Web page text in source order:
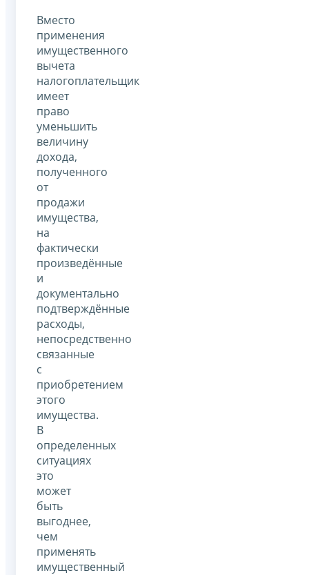
Вместо
применения
имущественного
вычета
налогоплательщик
имеет
право
уменьшить
величину
дохода,
полученного
от
продажи
имущества,
на
фактически
произведённые
и
документально
подтверждённые
расходы,
непосредственно
связанные
с
приобретением
этого
имущества.
В
определенных
ситуациях
это
может
быть
выгоднее,
чем
применять
имущественный